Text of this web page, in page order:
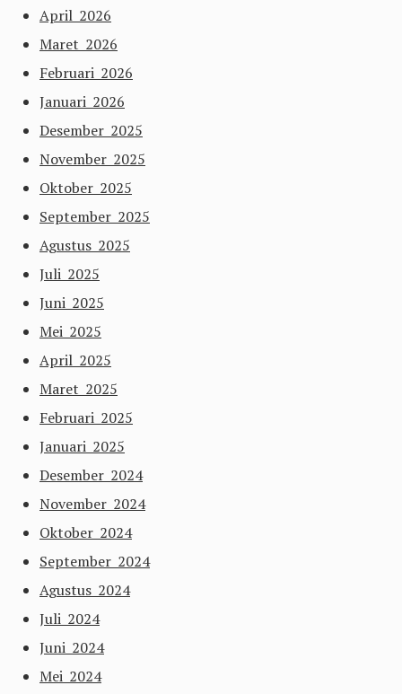
April 2026
Maret 2026
Februari 2026
Januari 2026
Desember 2025
November 2025
Oktober 2025
September 2025
Agustus 2025
Juli 2025
Juni 2025
Mei 2025
April 2025
Maret 2025
Februari 2025
Januari 2025
Desember 2024
November 2024
Oktober 2024
September 2024
Agustus 2024
Juli 2024
Juni 2024
Mei 2024